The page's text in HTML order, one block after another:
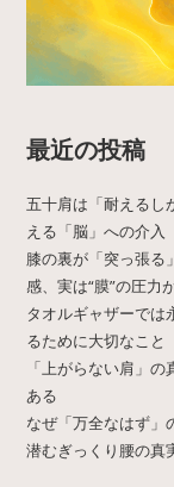
最近の投稿
五十肩は「耐える
える「脳」への介入
膝の裏が「突っ張る
感、実は“膜”の圧力
タオルギャザーでは
るために大切なこと
「上がらない肩」
ある
なぜ「万全なはず」
潜むぎっくり腰の真